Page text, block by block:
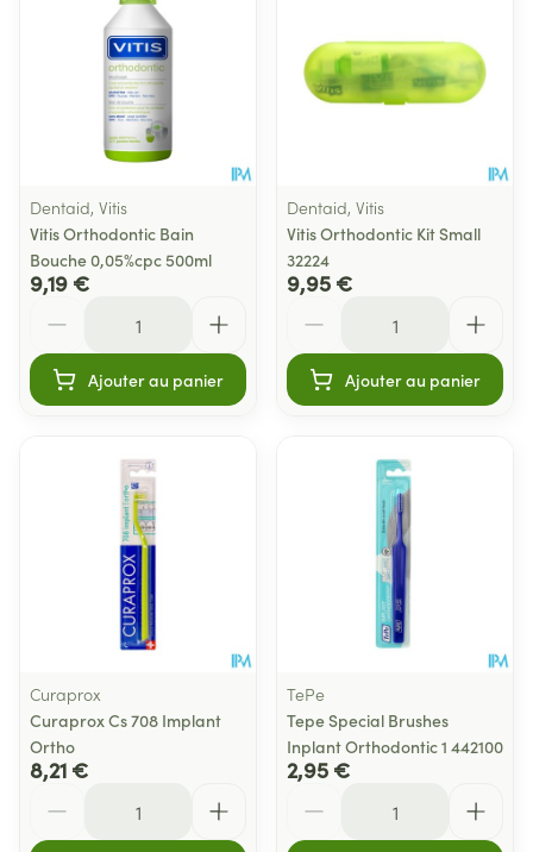
Dentaid, Vitis
Vitis Orthodontic Bain
Bouche 0,05%cpc 500ml
9,19 €
Ajouter au panier
Dentaid, Vitis
Vitis Orthodontic Kit Small
32224
9,95 €
Ajouter au panier
Curaprox
Curaprox Cs 708 Implant
Ortho
8,21 €
TePe
Tepe Special Brushes
Inplant Orthodontic 1 442100
2,95 €